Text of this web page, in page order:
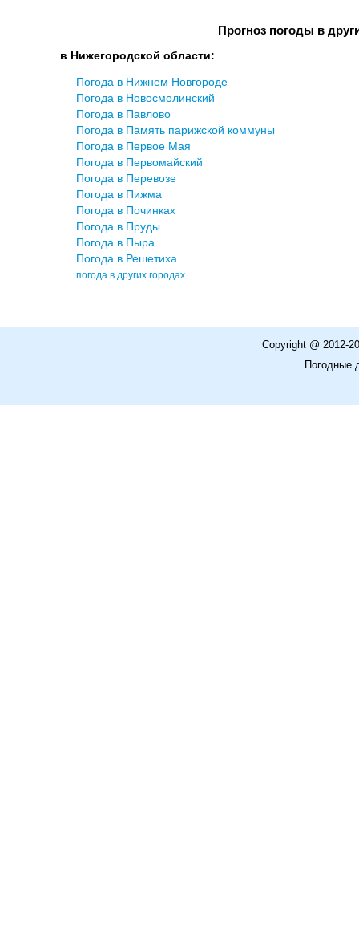
Прогноз погоды в
в Нижегородской области:
Погода в Нижнем Новгороде
Погода в Новосмолинский
Погода в Павловo
Погода в Память парижской коммуны
Погода в Первое Мая
Погода в Первомайский
Погода в Перевозе
Погода в Пижма
Погода в Починках
Погода в Пруды
Погода в Пыра
Погода в Решетиха
погода в других городах
Copyright @ 2012-
Погодные